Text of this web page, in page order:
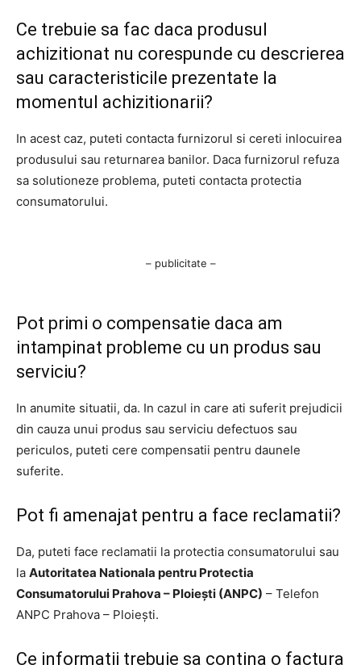
Ce trebuie sa fac daca produsul
achizitionat nu corespunde cu descrierea
sau caracteristicile prezentate la
momentul achizitionarii?
In acest caz, puteti contacta furnizorul si cereti inlocuirea
produsului sau returnarea banilor. Daca furnizorul refuza
sa solutioneze problema, puteti contacta protectia
consumatorului.
– publicitate –
Pot primi o compensatie daca am
intampinat probleme cu un produs sau
serviciu?
In anumite situatii, da. In cazul in care ati suferit prejudicii
din cauza unui produs sau serviciu defectuos sau
periculos, puteti cere compensatii pentru daunele
suferite.
Pot fi amenajat pentru a face reclamatii?
Da, puteti face reclamatii la protectia consumatorului sau
la Autoritatea Nationala pentru Protectia
Consumatorului Prahova – Ploiești (ANPC) – Telefon
ANPC Prahova – Ploiești.
Ce informatii trebuie sa contina o factura